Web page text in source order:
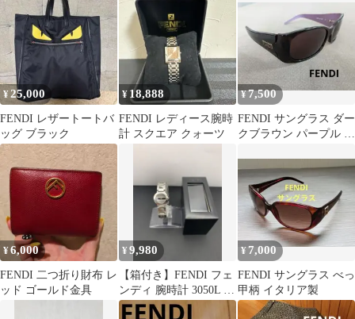
付 美品
¥25,000
FENDI レザートートバ
ッグ ブラック
¥ 18,888
FENDI レディース腕時
計 スクエア クォーツ
¥7,500
FENDI サングラス ダー
クブラウン パープル イ
¥6,000
FENDI 二つ折り財布 レ
ッド ゴールド金具
¥9,980
【箱付き】FENDI フェ
ンディ 腕時計 3050L FF
ロゴブレス
¥7,000
FENDI サングラス べっ
甲柄 イタリア製